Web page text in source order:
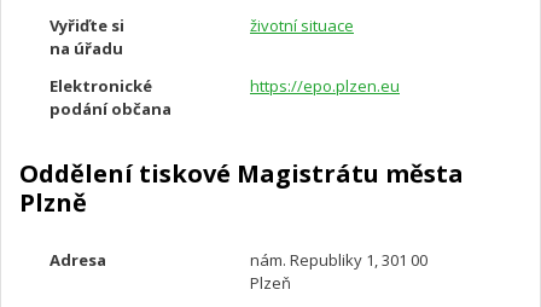
Vyřiďte si
na úřadu
životní situace
Elektronické
podání občana
https://epo.plzen.eu
Oddělení tiskové Magistrátu města
Plzně
Adresa
nám. Republiky 1, 301 00
Plzeň